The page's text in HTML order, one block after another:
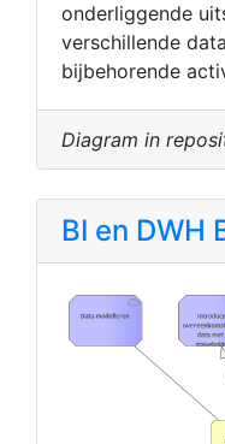
onderliggende
verschillende
bijbehorende
Diagram in
BI en DWH